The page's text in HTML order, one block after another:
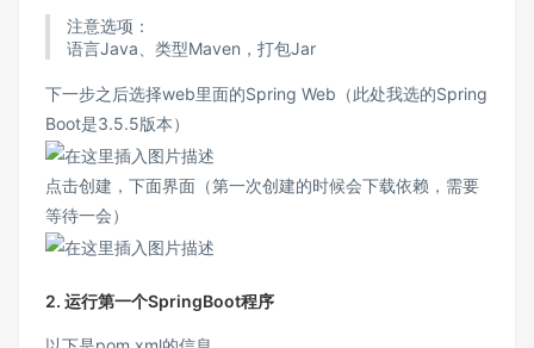
注意选项：
语言Java、类型Maven，打包Jar
下一步之后选择web里面的Spring Web（此处我选的Spring
Boot是3.5.5版本）
点击创建，下面界面（第一次创建的时候会下载依赖，需要
等待一会）
2. 运行第一个SpringBoot程序